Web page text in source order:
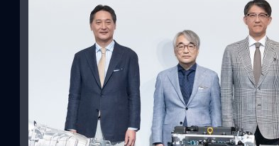
Toyota ร่วมกับ Subaru และ Mazda เปิดตั
กระแสรถ EV
แม้ว่าค่ายรถญี่ปุ่นจะดูขยับตัวช้าในเรื่อง EV แต่สำหรับเครื่อง
Motor เพิ่งจะเปิดตัวต้นแบบของเครื่องยนต์ไฮบริดเจเนอเ
เป้าหมายในการลดการปล่อยมลพิษมากขึ้น และเป็นทางเลือ
Noparat Monchaitanapat| 801 days ago
Read More